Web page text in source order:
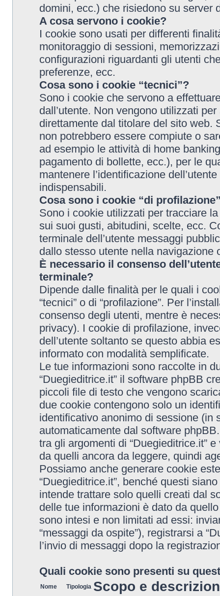
domini, ecc.) che risiedono su server
A cosa servono i cookie?
I cookie sono usati per differenti
monitoraggio di sessioni,
configurazioni riguardanti gli utenti
preferenze, ecc.
Cosa sono i cookie “tecnici”?
Sono i cookie che servono a
dall’utente. Non vengono utilizzati
direttamente dal titolare del sito web.
non potrebbero essere compiute o
ad esempio le attività di home
pagamento di bollette, ecc.), per le
mantenere l’identificazione
indispensabili.
Cosa sono i cookie “di
Sono i cookie utilizzati per tracciare
sui suoi gusti, abitudini, scelte, ecc.
terminale dell’utente messaggi
dallo stesso utente nella navigazione
È necessario il consenso
terminale?
Dipende dalle finalità per le quali i
“tecnici” o di “profilazione”. Per
consenso degli utenti, mentre è
privacy). I cookie di profilazione,
dell’utente soltanto se questo abbia
informato con modalità semplificate.
Le tue informazioni sono raccolte in
“Duegieditrice.it” il software phpBB
piccoli file di testo che vengono
due cookie contengono solo un
identificativo anonimo di sessione (in
automaticamente dal software
tra gli argomenti di “Duegieditrice.it”
da quelli ancora da leggere, quindi
Possiamo anche generare cookie
“Duegieditrice.it”, benché questi
intende trattare solo quelli creati dal
delle tue informazioni è dato da
sono intesi e non limitati ad essi:
“messaggi da ospite”), registrarsi a
l’invio di messaggi dopo la
Quali cookie sono presenti su
Nome Tipologia Scopo e